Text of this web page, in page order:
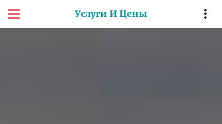
Услуги И Цены